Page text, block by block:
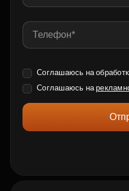
Соглашаюсь на
Соглашаюсь на